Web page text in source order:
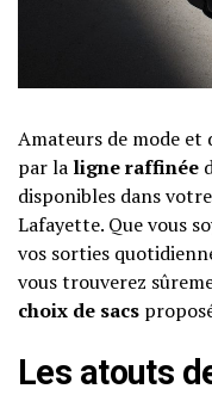
Amateurs de mode et
par la ligne raffinée
disponibles dans
Lafayette. Que vous
vos sorties
vous trouverez
choix de sacs
Les atouts